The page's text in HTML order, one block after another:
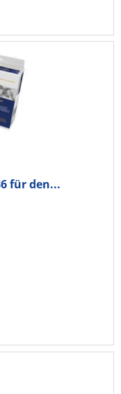
für den...